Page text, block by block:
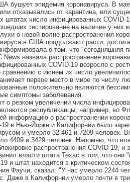
бушует эпидемия коронавируса. В мае
отказывались от карантина, или
штатах число инфицированных COVID-
тестирование на наличие у них
о новой волне распространения
в США продолжают расти,
о том, что "сегодняшняя
назвала распространение
COVID-19 возросло с
с июнем их число
первое место в мире по числу
положительно являются
симптомы заболевания.
резком увеличении числа
республиканцы, например, во
информацию о распространении
в Нью-Йорке и Калифорнии было
и умерло 32 461 и 7209 человек.
4409 и 3429 человек. Напомню, что
распространения COVID-19,
власти штата Техас в том, что
и штат находится в критическом
Фаучи, сказал: "У нас умерло 2244
Даже в Калифорнии умерло почти в